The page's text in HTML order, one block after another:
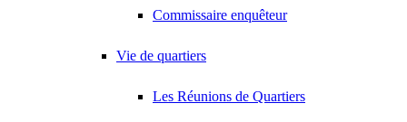
Commissaire enquêteur
Vie de quartiers
Les Réunions de Quartiers